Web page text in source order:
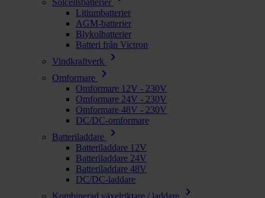
Solcellsbatterier
Litiumbatterier
AGM-batterier
Blykolbatterier
Batteri från Victron
Vindkraftverk
chevron_right
Omformare chevron_right
Omformare 12V - 230V
Omformare 24V - 230V
Omformare 48V - 230V
DC/DC-omformare
Batteriladdare
chevron_right
Batteriladdare 12V
Batteriladdare 24V
Batteriladdare 48V
DC/DC-laddare
Kombinerad växelriktare / laddare
chevron_right